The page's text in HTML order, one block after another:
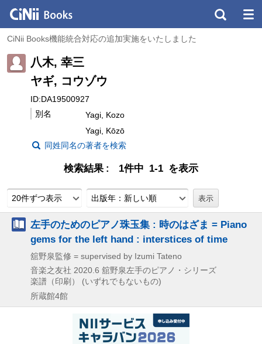
CiNii Books機能統合対応の追加実施をいたしました
八木, 幸三
ヤギ, コウゾウ
ID:DA19500927
別名
Yagi, Kozo
Yagi, Kōzō
同姓同名の著者を検索
検索結果 1件中 1-1 を表示
20件ずつ表示 出版年：新しい順
左手のためのピアノ珠玉集 : 時のはざま = Piano
gems for the left hand : interstices of time
舘野泉監修 = supervised by Izumi Tateno
音楽之友社 2020.6 舘野泉左手のピアノ・シリーズ
楽譜（印刷） (いずれでもないもの)
所蔵館4館